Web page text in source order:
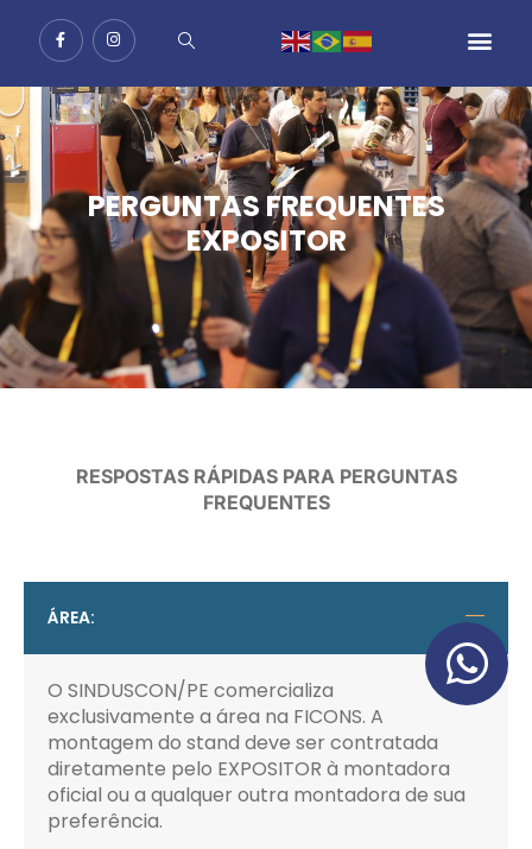
PERGUNTAS FREQUENTES
EXPOSITOR
RESPOSTAS RÁPIDAS PARA PERGUNTAS
FREQUENTES
ÁREA:
O SINDUSCON/PE comercializa
exclusivamente a área na FICONS. A
montagem do stand deve ser contratada
diretamente pelo EXPOSITOR à montadora
oficial ou a qualquer outra montadora de sua
preferência.